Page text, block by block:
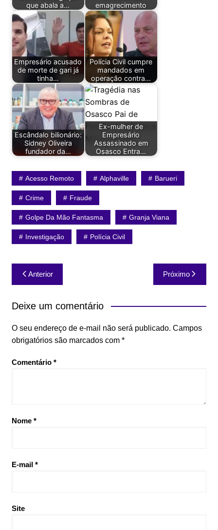
que abala a…
emagrecimento
Empresário acusado
de morte de gari já
tinha…
Polícia Civil cumpre
mandados em
operação contra…
Escândalo bilionário:
Sidney Oliveira
fundador da…
Ex-mulher de
Empresário
Assassinado em
Osasco Entra…
Acesso Remoto Alphaville Barueri
Crime Fraude
Golpe Da Mão Fantasma Granja Viana
Investigação Polícia Civil
Navegação
de
Post
Anterior Próximo
Deixe um comentário
O seu endereço de e-mail não será publicado. Campos
obrigatórios são marcados com *
Comentário *
Nome *
E-mail *
Site